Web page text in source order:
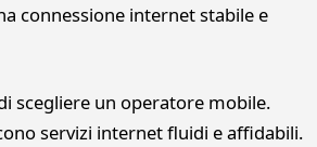
connessione internet stabile e
scegliere un operatore mobile.
servizi internet fluidi e affidabili.